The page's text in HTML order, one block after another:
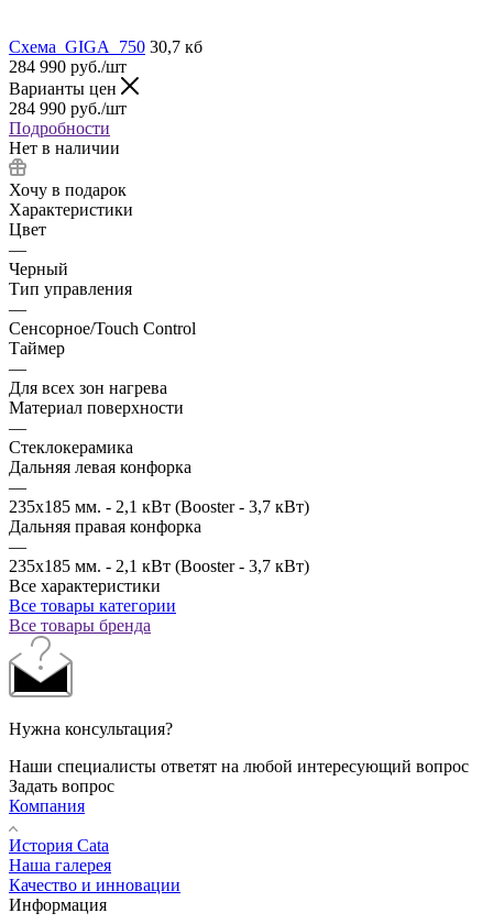
Схема_GIGA_750 30,7 кб
284 990 руб./шт
Варианты цен
284 990 руб./шт
Подробности
Нет в наличии
Хочу в подарок
Характеристики
Цвет
—
Черный
Тип управления
—
Сенсорное/Touch Control
Таймер
—
Для всех зон нагрева
Материал поверхности
—
Стеклокерамика
Дальняя левая конфорка
—
235x185 мм. - 2,1 кВт (Booster - 3,7 кВт)
Дальняя правая конфорка
—
235x185 мм. - 2,1 кВт (Booster - 3,7 кВт)
Все характеристики
Все товары категории
Все товары бренда
Нужна консультация?
Наши специалисты ответят на любой интересующий вопрос
Задать вопрос
Компания
История Cata
Наша галерея
Качество и инновации
Информация